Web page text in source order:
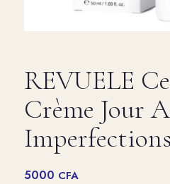
REVUELE
Crème Jour
5000 CFA